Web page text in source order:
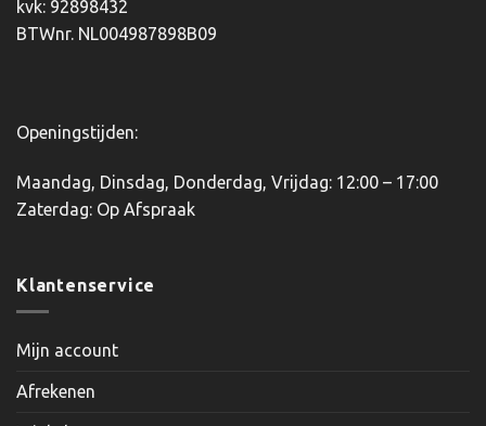
kvk: 92898432
BTWnr. NL004987898B09
Openingstijden:
Maandag, Dinsdag, Donderdag, Vrijdag: 12:00 – 17:00
Zaterdag: Op Afspraak
Klantenservice
Mijn account
Afrekenen